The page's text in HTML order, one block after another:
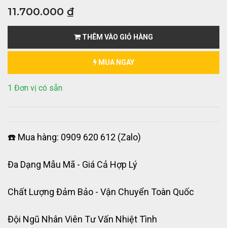
11.700.000 ₫
THÊM VÀO GIỎ HÀNG
MUA NGAY
1 Đơn vị có sẵn
☎️ Mua hàng: 0909 620 612 (Zalo)
Đa Dạng Mẫu Mã - Giá Cả Hợp Lý
Chất Lượng Đảm Bảo - Vận Chuyển Toàn Quốc
Đội Ngũ Nhân Viên Tư Vấn Nhiệt Tình